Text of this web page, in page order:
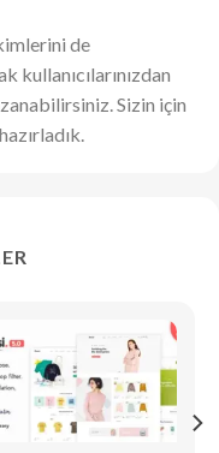
de
kullanıcılarınızdan
Sizin için